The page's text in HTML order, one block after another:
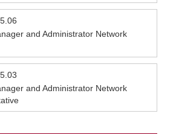
and Administrator Network
and Administrator Network